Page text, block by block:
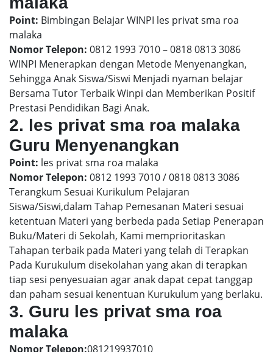
Point: Bimbingan Belajar WINPI les privat sma roa
malaka
Nomor Telepon: 0812 1993 7010 – 0818 0813 3086
WINPI Menerapkan dengan Metode Menyenangkan,
Sehingga Anak Siswa/Siswi Menjadi nyaman belajar
Bersama Tutor Terbaik Winpi dan Memberikan Positif
Prestasi Pendidikan Bagi Anak.
2. les privat sma roa malaka
Guru Menyenangkan
Point: les privat sma roa malaka
Nomor Telepon: 0812 1993 7010 / 0818 0813 3086
Terangkum Sesuai Kurikulum Pelajaran
Siswa/Siswi,dalam Tahap Pemesanan Materi sesuai
ketentuan Materi yang berbeda pada Setiap Penerapan
Buku/Materi di Sekolah, Kami memprioritaskan
Tahapan terbaik pada Materi yang telah di Terapkan
Pada Kurukulum disekolahan yang akan di terapkan
tiap sesi penyesuaian agar anak dapat cepat tanggap
dan paham sesuai kenentuan Kurukulum yang berlaku.
3. Guru les privat sma roa
malaka
Nomor Telepon:081219937010